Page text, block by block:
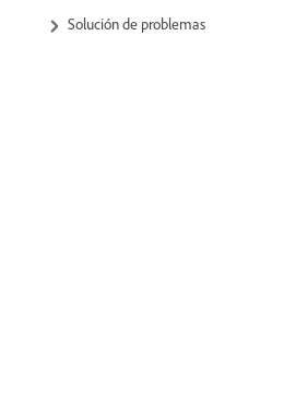
Solución de problemas